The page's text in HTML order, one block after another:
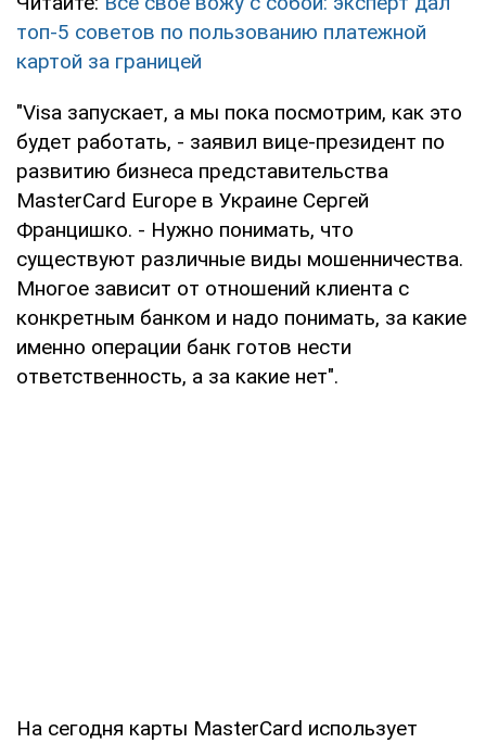
топ-5 советов по пользованию платежной
картой за границей
"Visa запускает, а мы пока посмотрим, как это
будет работать, - заявил вице-президент по
развитию бизнеса представительства
MasterCard Europe в Украине Сергей
Францишко. - Нужно понимать, что
существуют различные виды мошенничества.
Многое зависит от отношений клиента с
конкретным банком и надо понимать, за какие
именно операции банк готов нести
ответственность, а за какие нет".
На сегодня карты MasterCard использует